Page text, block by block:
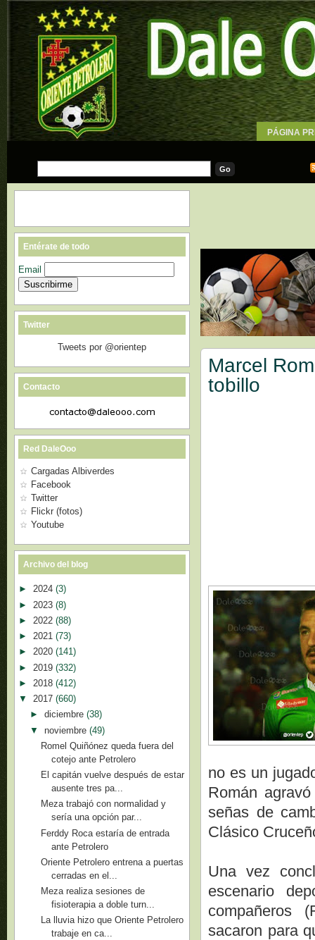
PÁGINA
Marcel
tobillo
no es un
Román
señas de
Clásico
Una vez
escenario
compañeros
sacaron para
Entérate de todo
Email
Twitter
Tweets por @orientep
Contacto
Red DaleOoo
Cargadas Albiverdes
Facebook
Twitter
Flickr (fotos)
Youtube
Archivo del blog
► 2024 (3)
► 2023 (8)
► 2022 (88)
► 2021 (73)
► 2020 (141)
► 2019 (332)
► 2018 (412)
▼ 2017 (660)
► diciembre (38)
▼ noviembre (49)
Romel Quiñónez queda fuera del
cotejo ante Petrolero
El capitán vuelve después de estar
ausente tres pa...
Meza trabajó con normalidad y
sería una opción par...
Ferddy Roca estaría de entrada
ante Petrolero
Oriente Petrolero entrena a puertas
cerradas en el...
Meza realiza sesiones de
fisioterapia a doble turn...
La lluvia hizo que Oriente Petrolero
trabaje en ca...